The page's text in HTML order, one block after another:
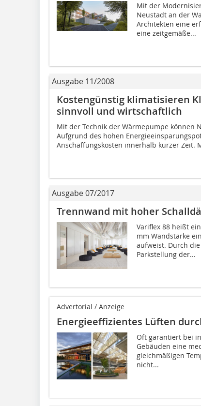
Mit der
Neustadt an der
Architekten eine
eine zeitgemäße...
Ausgabe 11/2008
Kostengünstig klimatisieren
sinnvoll und wirtschaft­lich
Mit der Technik der Wärmepumpe können
Aufgrund des hohen
Anschaffungskosten innerhalb kurzer Zeit.
Ausgabe 07/2017
Trennwand mit hoher
Variflex 88 heißt
mm Wandstärke
aufweist. Durch
Parkstellung der...
Advertorial / Anzeige
Energieeffizientes Lüften
Oft garantiert bei
Gebäuden eine
gleichmäßigen
nicht...